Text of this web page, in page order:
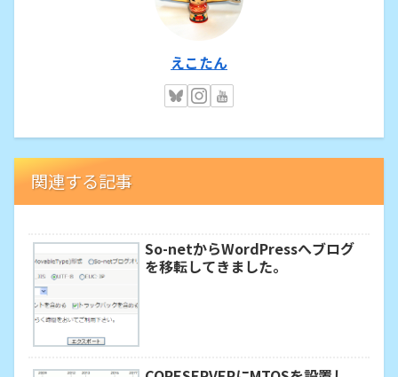
えこたん
関連する記事
So-netからWordPressへブログ
を移転してきました。